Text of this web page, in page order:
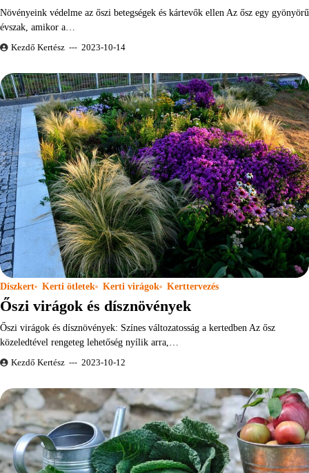
Növényeink védelme az őszi betegségek és kártevők ellen Az ősz egy gyönyörű
évszak, amikor a…
Kezdő Kertész 2023-10-14
Díszkert Kerti ötletek Kerti virágok Kerttervezés
Őszi virágok és dísznövények
Őszi virágok és dísznövények: Színes változatosság a kertedben Az ősz
közeledtével rengeteg lehetőség nyílik arra,…
Kezdő Kertész 2023-10-12